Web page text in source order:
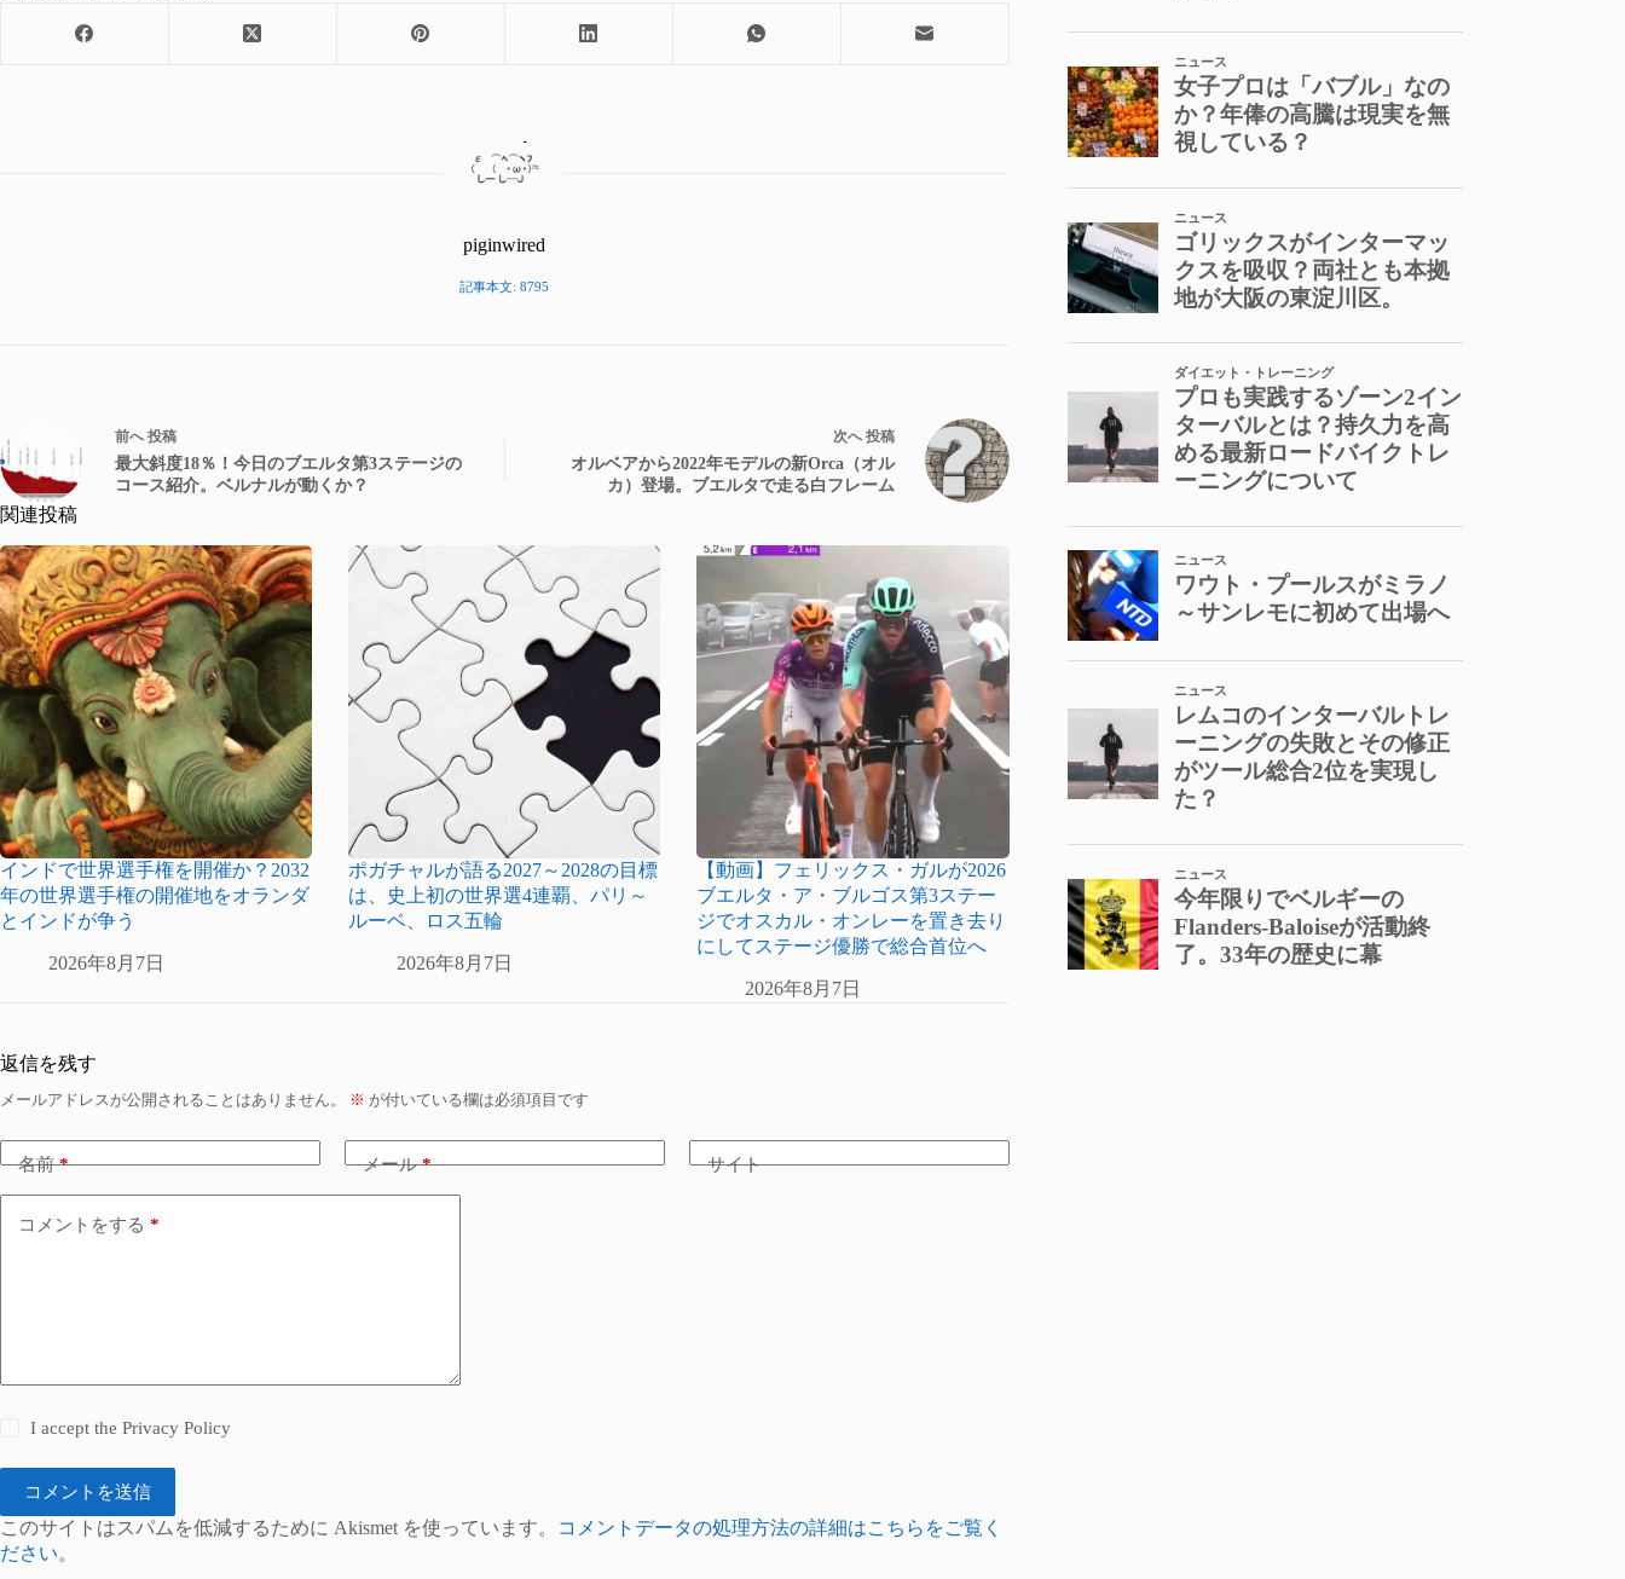
piginwired
記事本文: 8795
前へ投稿
最大斜度18％！今日のブエルタ第3ステージの
コース紹介。ベルナルが動くか？
次へ投稿
オルベアから2022年モデルの新Orca（オル
カ）登場。ブエルタで走る白フレーム
関連投稿
インドで世界選手権を開催か？2032
年の世界選手権の開催地をオランダ
とインドが争う
2026年8月7日
ポガチャルが語る2027～2028の目標
は、史上初の世界選4連覇、パリ～
ルーベ、ロス五輪
2026年8月7日
【動画】フェリックス・ガルが2026
ブエルタ・ア・ブルゴス第3ステー
ジでオスカル・オンレーを置き去り
にしてステージ優勝で総合首位へ
2026年8月7日
返信を残す
メールアドレスが公開されることはありません。 ※ が付いている欄は必須項目です
名前* メール* サイト
コメントをする *
I accept thePrivacy Policy
コメントを送信
このサイトはスパムを低減するために Akismet を使っています。
コメントデータの処理方法の詳細はこちらをご覧く
ださい。